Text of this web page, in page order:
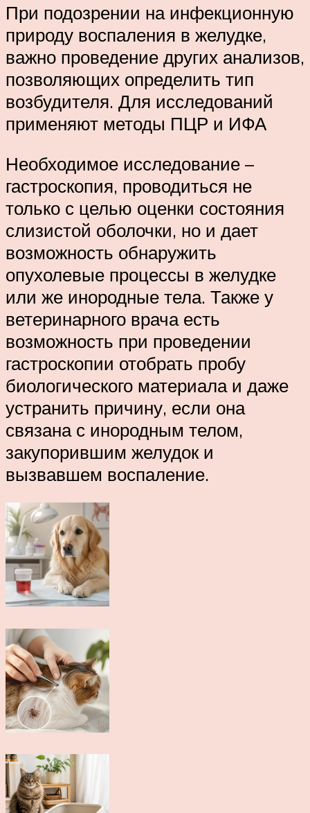
При подозрении на инфекционную
природу воспаления в желудке,
важно проведение других анализов,
позволяющих определить тип
возбудителя. Для исследований
применяют методы ПЦР и ИФА
Необходимое исследование –
гастроскопия, проводиться не
только с целью оценки состояния
слизистой оболочки, но и дает
возможность обнаружить
опухолевые процессы в желудке
или же инородные тела. Также у
ветеринарного врача есть
возможность при проведении
гастроскопии отобрать пробу
биологического материала и даже
устранить причину, если она
связана с инородным телом,
закупорившим желудок и
вызвавшем воспаление.